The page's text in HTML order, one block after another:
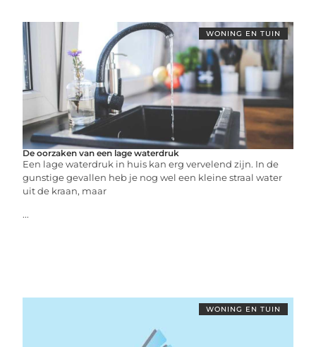
WONING EN TUIN
De oorzaken van een lage waterdruk
Een lage waterdruk in huis kan erg vervelend zijn. In de
gunstige gevallen heb je nog wel een kleine straal water
uit de kraan, maar
...
WONING EN TUIN